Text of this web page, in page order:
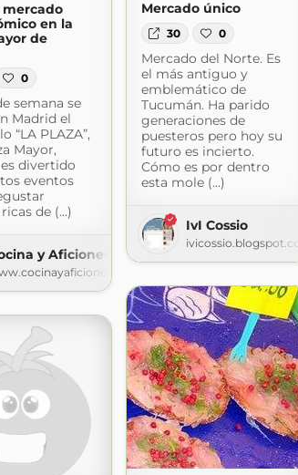
Mercado único
30 0
Mercado del Norte. Es
el más antiguo y
emblemático de
Tucumán. Ha parido
generaciones de
puesteros pero hoy su
futuro es incierto.
Cómo es por dentro
esta mole (...)
IvI Cossio
mercado
en la
de
0
semana se
Madrid el
“LA PLAZA”,
Mayor,
divertido
eventos
de (...)
y Aficiones